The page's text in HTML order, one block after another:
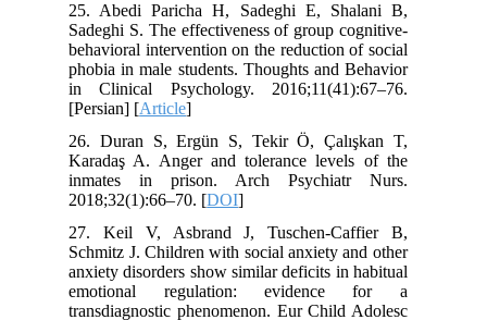
25. Abedi Paricha H, Sadeghi E, Shalani B,
Sadeghi S. The effectiveness of group cognitive-
behavioral intervention on the reduction of social
phobia in male students. Thoughts and Behavior
in Clinical Psychology. 2016;11(41):67–76.
[Persian] [Article
26. Duran S, Ergün S, Tekir Ö, Çalışkan T,
Karadaş A. Anger and tolerance levels of the
inmates in prison. Arch Psychiatr Nurs.
2018;32(1):66–70. [DOI
27. Keil V, Asbrand J, Tuschen-Caffier B,
Schmitz J. Children with social anxiety and other
anxiety disorders show similar deficits in habitual
emotional regulation: evidence for a
transdiagnostic phenomenon. Eur Child Adolesc